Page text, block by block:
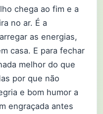
chega ao fim e a
no ar. É a
as energias,
casa. E para fechar
melhor do que
por que não
e bom humor a
engraçada antes